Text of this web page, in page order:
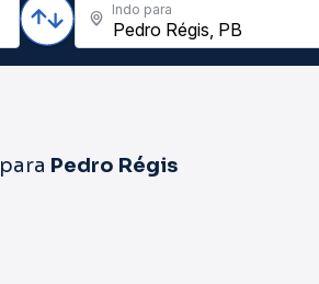
Indo para
para Pedro Régis